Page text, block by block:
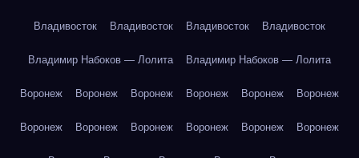
Владивосток Владивосток Владивосток Владивосток
Владимир Набоков — Лолита Владимир Набоков — Лолита
Воронеж Воронеж Воронеж Воронеж Воронеж Воронеж
Воронеж Воронеж Воронеж Воронеж Воронеж Воронеж